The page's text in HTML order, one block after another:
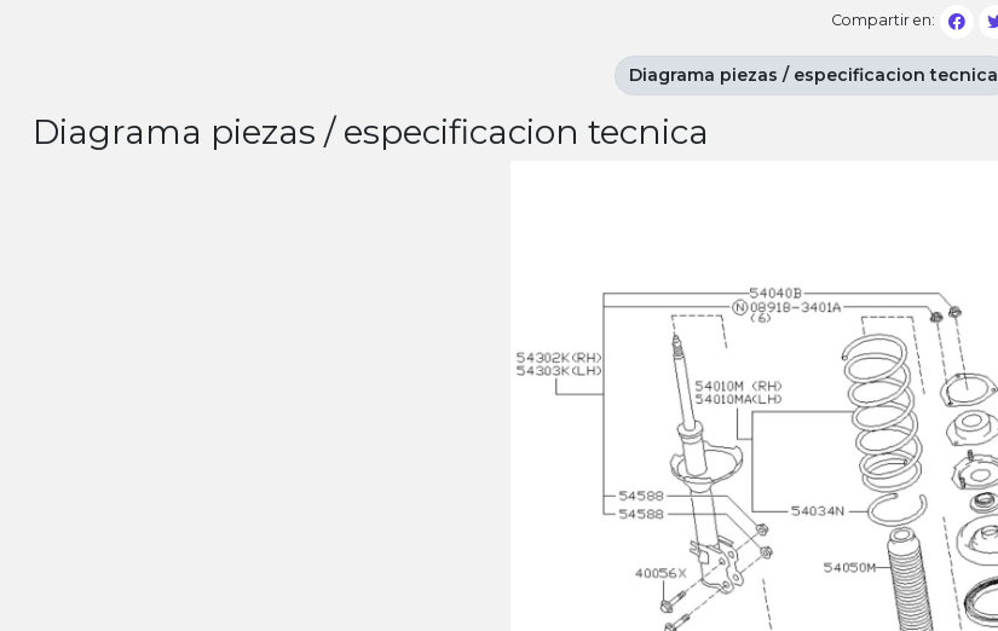
Compartir en:
Diagrama piezas / especificacion tecnica
Diagrama piezas / especificacion tecnica